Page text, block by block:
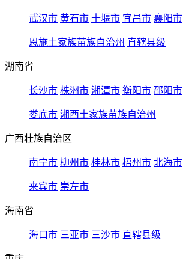
武汉市 黄石市 十堰市 宜昌市 襄阳市
恩施土家族苗族自治州 直辖县级
湖南省
长沙市 株洲市 湘潭市 衡阳市 邵阳市
娄底市 湘西土家族苗族自治州
广西壮族自治区
南宁市 柳州市 桂林市 梧州市 北海市
来宾市 崇左市
海南省
海口市 三亚市 三沙市 直辖县级